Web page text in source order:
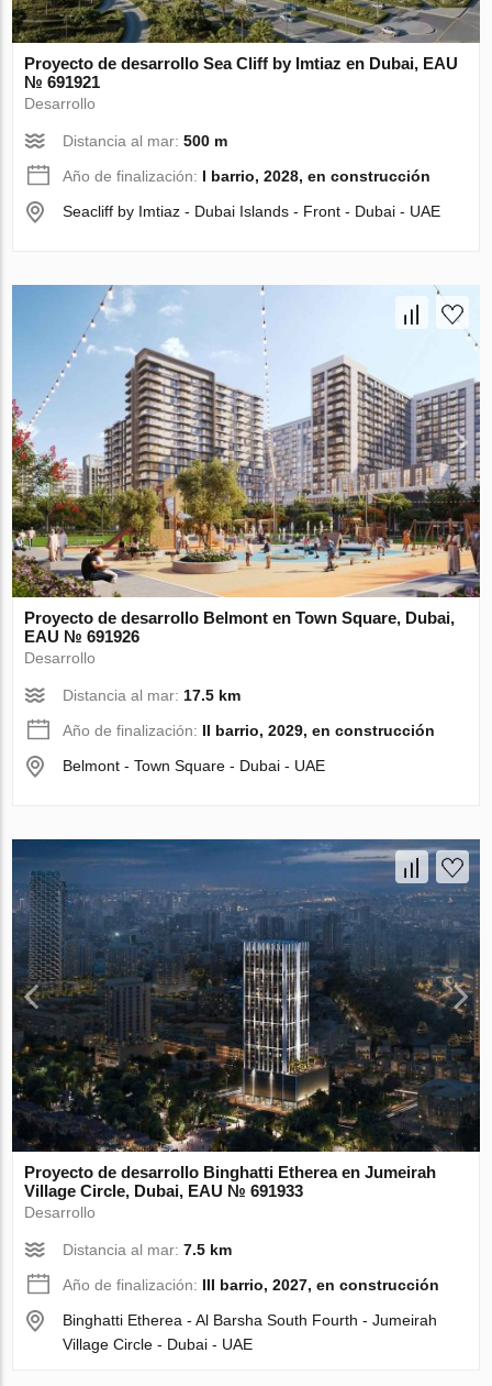
Proyecto de desarrollo Sea Cliff by Imtiaz en Dubai, EAU
№ 691921
Desarrollo
Distancia al mar:500 m
Año de finalización: I barrio, 2028, en construcción
Seacliff by Imtiaz - Dubai Islands - Front - Dubai - UAE
Proyecto de desarrollo Belmont en Town Square, Dubai,
EAU № 691926
Desarrollo
Distancia al mar: 17.5 km
Año de finalización: II barrio, 2029, en construcción
Belmont - Town Square - Dubai - UAE
Proyecto de desarrollo Binghatti Etherea en Jumeirah
Village Circle, Dubai, EAU № 691933
Desarrollo
Distancia al mar:7.5 km
Año de finalización: III barrio, 2027, en construcción
Binghatti Etherea - Al Barsha South Fourth - Jumeirah
Village Circle - Dubai - UAE